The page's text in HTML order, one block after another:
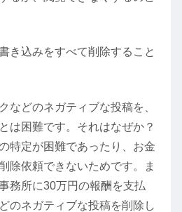
き込みをすべて削除する こと
などのネガティブな投稿を、
は困難です。それはなぜか？
特定が困難であったり、お金
除依頼できないためです。ま
務所に30万円の報酬を支払
のネガティブな投稿を削除し